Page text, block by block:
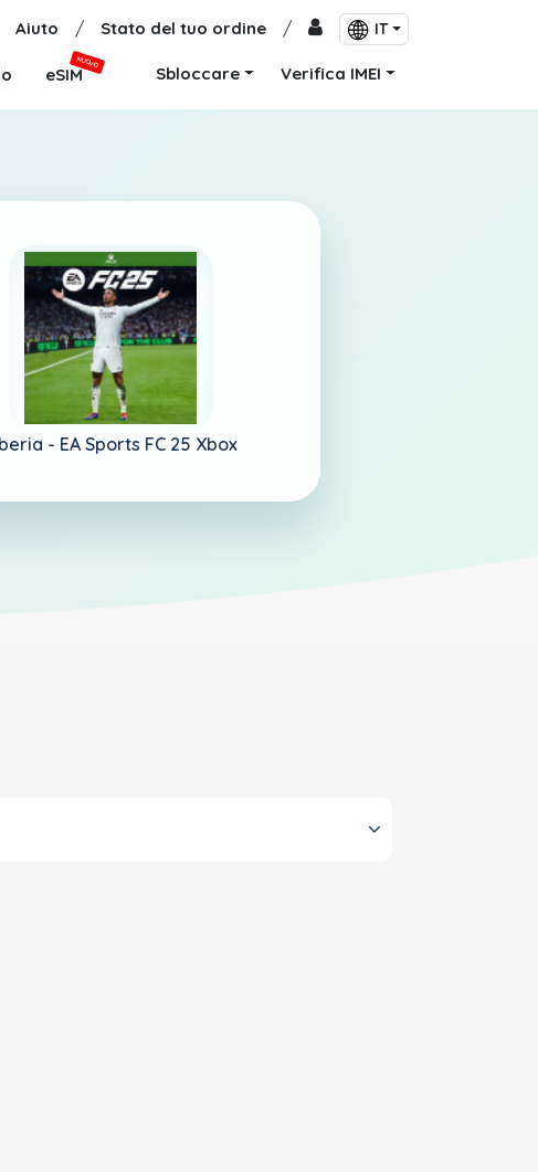
Aiuto / Stato del tuo ordine / IT
eSIM
NUOVO
Sbloccare Verifica IMEI
- EA Sports FC 25 Xbox